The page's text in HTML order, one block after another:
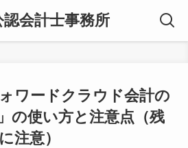
認会計士事務所
ワードクラウド会計の
の使い方と注意点（残
注意）